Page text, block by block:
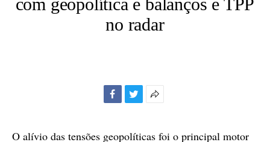
no radar
compartilhamento
O alívio das tensões geopolíticas foi o principal motor